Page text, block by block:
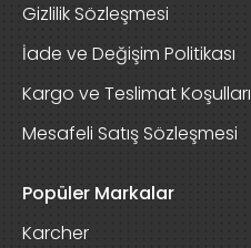
Gizlilik Sözleşmesi
İade ve Değişim Politikası
Kargo ve Teslimat Koşulları
Mesafeli Satış Sözleşmesi
Popüler Markalar
Karcher